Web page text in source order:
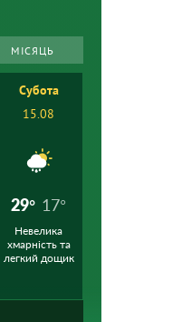
МІСЯЦЬ
Субота
15.08
29° 17°
Невелика
хмарність та
легкий дощик